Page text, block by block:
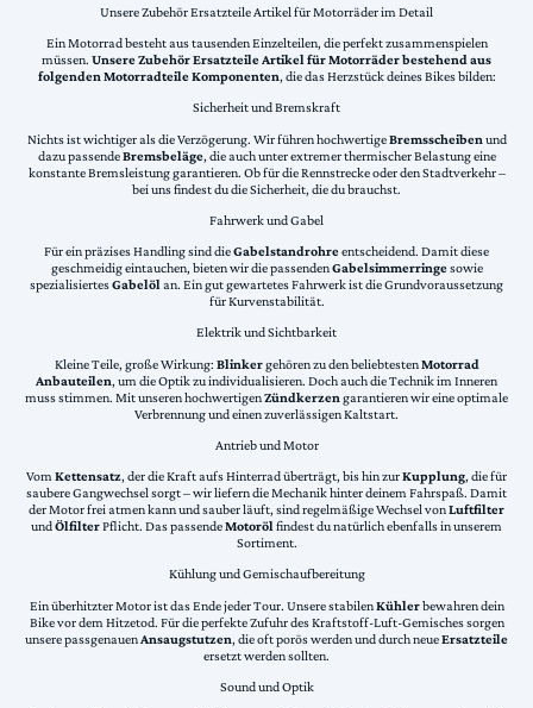
Unsere Zubehör Ersatzteile Artikel für Motorräder im Detail
Ein Motorrad besteht aus tausenden Einzelteilen, die perfekt zusammenspielen
müssen. Unsere Zubehör Ersatzteile Artikel für Motorräder bestehend aus
folgenden Motorradteile Komponenten, die das Herzstück deines Bikes bilden:
Sicherheit und Bremskraft
Nichts ist wichtiger als die Verzögerung. Wir führen hochwertigeBremsscheiben und
dazu passendeBremsbeläge, die auch unter extremer thermischer Belastung eine
konstante Bremsleistung garantieren. Ob für die Rennstrecke oder den Stadtverkehr –
bei uns findest du die Sicherheit, die du brauchst.
Fahrwerk und Gabel
Für ein präzises Handling sind dieGabelstandrohreentscheidend. Damit diese
geschmeidig eintauchen, bieten wir die passendenGabelsimmerringesowie
spezialisiertesGabelölan. Ein gut gewartetes Fahrwerk ist die Grundvoraussetzung
für Kurvenstabilität.
Elektrik und Sichtbarkeit
Kleine Teile, große Wirkung: Blinkergehören zu den beliebtestenMotorrad
Anbauteilen, um die Optik zu individualisieren. Doch auch die Technik im Inneren
muss stimmen. Mit unseren hochwertigenZündkerzen garantieren wir eine optimale
Verbrennung und einen zuverlässigen Kaltstart.
Antrieb und Motor
VomKettensatz, der die Kraft aufs Hinterrad überträgt, bis hin zurKupplung, die für
saubere Gangwechsel sorgt – wir liefern die Mechanik hinter deinem Fahrspaß. Damit
der Motor frei atmen kann und sauber läuft, sind regelmäßige Wechsel vonLuftfilter
undÖlfilterPflicht. Das passendeMotorölfindest du natürlich ebenfalls in unserem
Sortiment.
Kühlung und Gemischaufbereitung
Ein überhitzter Motor ist das Ende jeder Tour. Unsere stabilenKühlerbewahren dein
Bike vor dem Hitzetod. Für die perfekte Zufuhr des Kraftstoff-Luft-Gemisches sorgen
unsere passgenauenAnsaugstutzen, die oft porös werden und durch neueErsatzteile
ersetzt werden sollten.
Sound und Optik